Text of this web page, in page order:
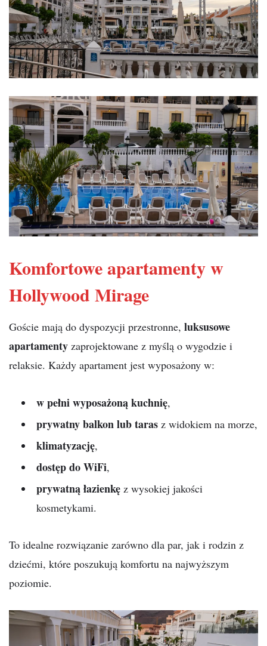
Komfortowe apartamenty w
Hollywood Mirage
Goście mają do dyspozycji przestronne, luksusowe
apartamenty zaprojektowane z myślą o wygodzie i
relaksie. Każdy apartament jest wyposażony w:
w pełni wyposażoną kuchnię,
prywatny balkon lub taras z widokiem na morze,
klimatyzację,
dostęp do WiFi,
prywatną łazienkę z wysokiej jakości
kosmetykami.
To idealne rozwiązanie zarówno dla par, jak i rodzin z
dziećmi, które poszukują komfortu na najwyższym
poziomie.